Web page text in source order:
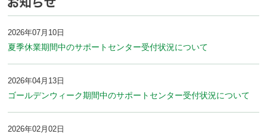
2026年07月10日
夏季休業期間中のサポートセンター受付状況について
2026年04月13日
ゴールデンウィーク期間中のサポートセンター受付状況について
2026年02月02日